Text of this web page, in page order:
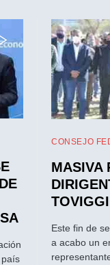
CONSEJO
MASIVA
Este fin de
a acabo un